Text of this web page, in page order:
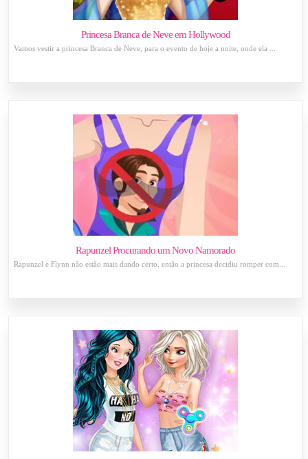
Princesa Branca de Neve em Hollywood
Vamos vestir a princesa Branca de Neve, para o evento de hoje a noite, onde ela ...
Rapunzel Procurando um Novo Namorado
Rapunzel e Flynn não estão mais dando certo, então a princesa decidiu romper com...